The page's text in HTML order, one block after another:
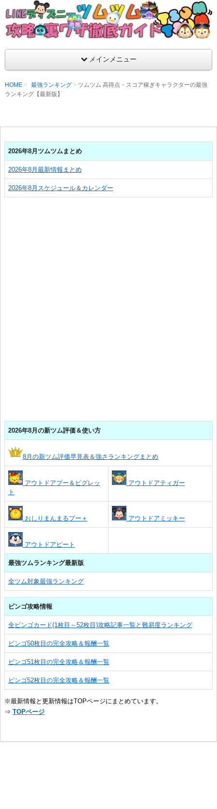
LINEディズニー ツムツム攻略・裏ワザ徹底
支持率No1！痒いところに手が届くツムツム攻略サイト！新ツ
ラ評価も丁寧に解説！ツムツムを120％楽しめるサイトを目指し
メインメニュー
HOME 最強ランキング
ツムツム 高得点・スコア稼ぎキャラクターの最強
ランキング【最新版】
2026年8月ツムツムまとめ
2026年8月最新情報まとめ
2026年8月スケジュール＆カレンダー
2026年8月の新ツム評価＆使い方
8月の新ツム評価早見表＆強さランキングまとめ
アウトドアプー＆ピグレッ
ト
アウトドアティガー
おしりまんまるプー＋ アウトドアミッキー
アウトドアピート
最強ツムランキング最新版
全ツム対象最強ランキング
ビンゴ攻略情報
全ビンゴカード(1枚目～52枚目)攻略記事一覧と難易度ランキング
ビンゴ50枚目の完全攻略＆報酬一覧
ビンゴ51枚目の完全攻略＆報酬一覧
ビンゴ52枚目の完全攻略＆報酬一覧
※最新情報と更新情報はTOPページにまとめています。
⇒ TOPページ